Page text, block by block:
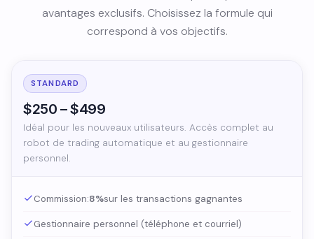
avantages exclusifs. Choisissez la formule qui
correspond à vos objectifs.
STANDARD
$250 – $499
Idéal pour les nouveaux utilisateurs. Accès complet au
robot de trading automatique et au gestionnaire
personnel.
Commission:8%sur les transactions gagnantes
Gestionnaire personnel (téléphone et courriel)